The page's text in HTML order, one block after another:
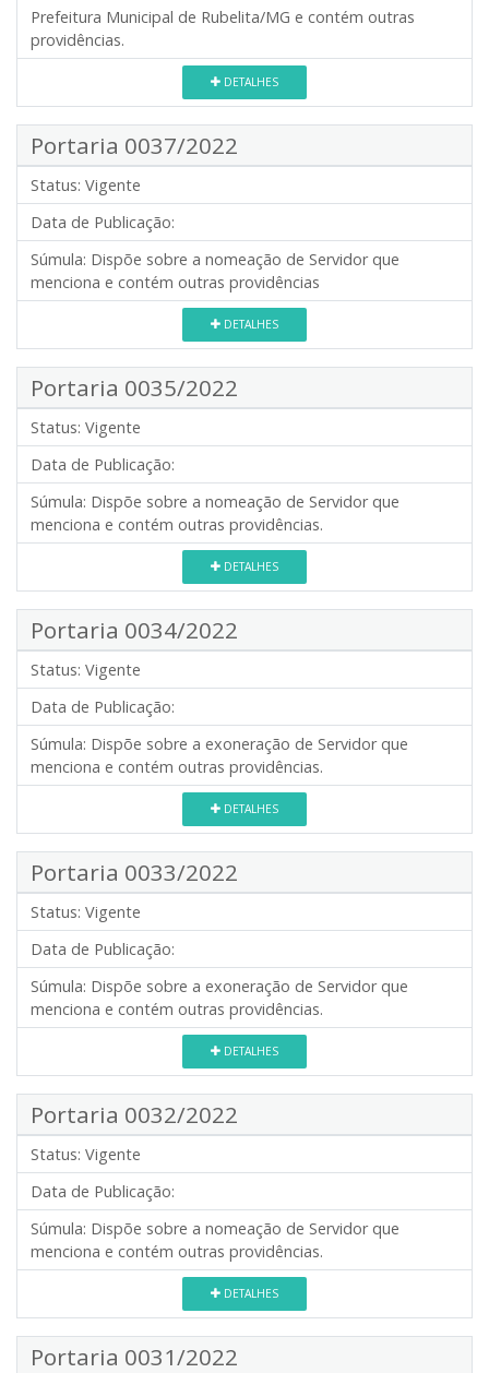
Prefeitura Municipal de Rubelita/MG e contém outras
providências.
DETALHES
Portaria 0037/2022
Status: Vigente
Data de Publicação:
Súmula: Dispõe sobre a nomeação de Servidor que
menciona e contém outras providências
DETALHES
Portaria 0035/2022
Status: Vigente
Data de Publicação:
Súmula: Dispõe sobre a nomeação de Servidor que
menciona e contém outras providências.
DETALHES
Portaria 0034/2022
Status: Vigente
Data de Publicação:
Súmula: Dispõe sobre a exoneração de Servidor que
menciona e contém outras providências.
DETALHES
Portaria 0033/2022
Status: Vigente
Data de Publicação:
Súmula: Dispõe sobre a exoneração de Servidor que
menciona e contém outras providências.
DETALHES
Portaria 0032/2022
Status: Vigente
Data de Publicação:
Súmula: Dispõe sobre a nomeação de Servidor que
menciona e contém outras providências.
DETALHES
Portaria 0031/2022